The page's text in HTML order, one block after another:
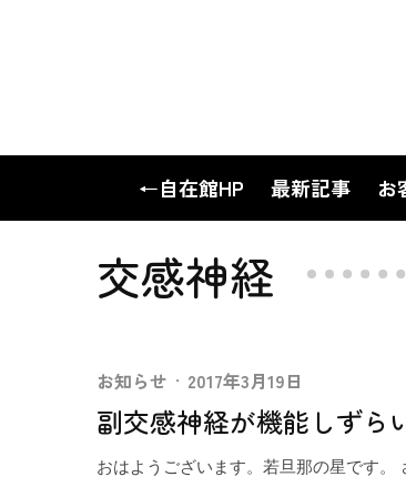
←自在館HP 最新記事 お
交感神経
お知らせ · 2017年3月19日
副交感神経が機能しずら
おはようございます。若旦那の星です。